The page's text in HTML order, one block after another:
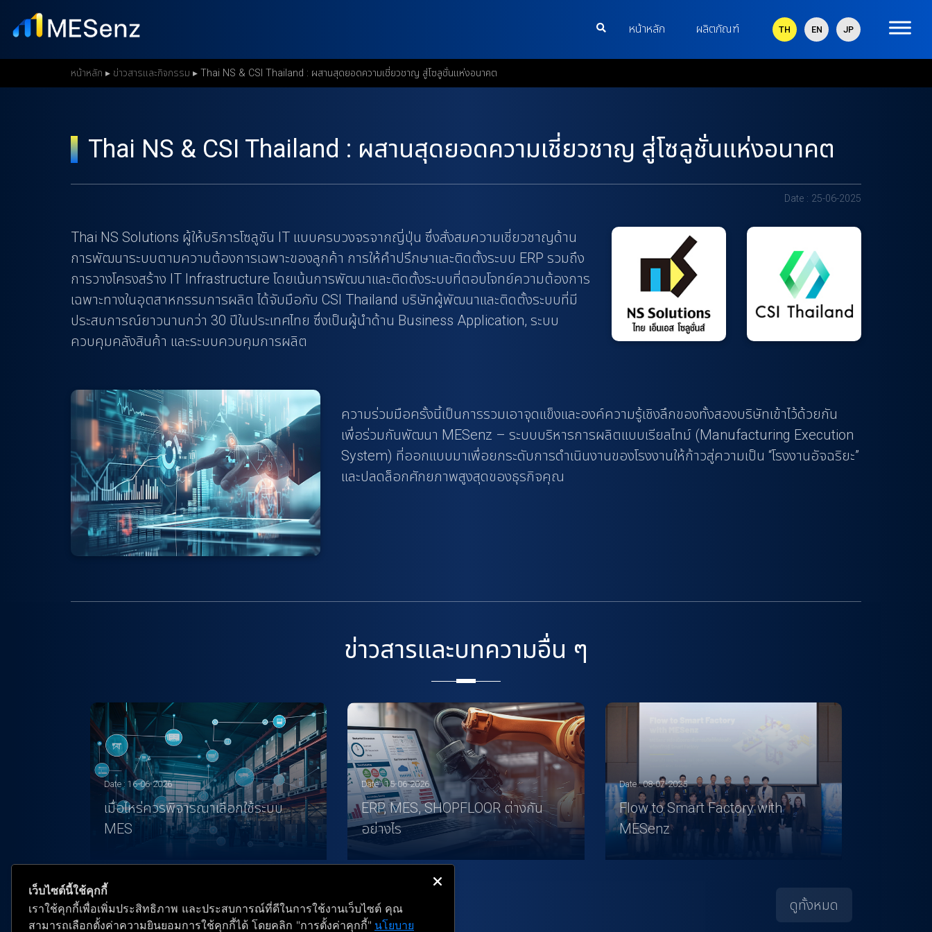
t
TH EN JP
หน้าหลัก ผลิตภัณฑ์
หน้าหลัก ▸ ข่าวสารและกิจกรรม ▸ Thai NS & CSI Thailand : ผสานสุดยอดความเชี่ยวชาญ สู่โซลูชั่นแห่งอนาคต
Thai NS & CSI Thailand : ผสานสุดยอดความเชี่ยวชาญ สู่โซลูชั่นแห่งอนาคต
Date : 25-06-2025
Thai NS Solutions ผู้ให้บริการโซลูชัน IT แบบครบวงจรจากญี่ปุ่น ซึ่งสั่งสมความเชี่ยวชาญด้าน
การพัฒนาระบบตามความต้องการเฉพาะของลูกค้า การให้คำปรึกษาและติดตั้งระบบ ERP รวมถึง
การวางโครงสร้าง IT Infrastructure โดยเน้นการพัฒนาและติดตั้งระบบที่ตอบโจทย์ความต้องการ
เฉพาะทางในอุตสาหกรรมการผลิต ได้จับมือกับ CSI Thailand บริษัทผู้พัฒนาและติดตั้งระบบที่มี
ประสบการณ์ยาวนานกว่า 30 ปีในประเทศไทย ซึ่งเป็นผู้นำด้าน Business Application, ระบบ
ควบคุมคลังสินค้า และระบบควบคุมการผลิต
ความร่วมมือครั้งนี้เป็นการรวมเอาจุดแข็งและองค์ความรู้เชิงลึกของทั้งสองบริษัทเข้าไว้ด้วยกัน
เพื่อร่วมกันพัฒนา MESenz – ระบบบริหารการผลิตแบบเรียลไทม์ (Manufacturing Execution
System) ที่ออกแบบมาเพื่อยกระดับการดำเนินงานของโรงงานให้ก้าวสู่ความเป็น “โรงงานอัจฉริยะ”
และปลดล็อกศักยภาพสูงสุดของธุรกิจคุณ
ข่าวสารและบทความอื่น ๆ
Date : 16-06-2026
เมื่อไหร่ควรพิจารณาเลือกใช้ระบบ
MES
Date : 15-06-2026
ERP, MES, SHOPFLOOR ต่างกัน
อย่างไร
Date : 08-07-2025
Flow to Smart Factory with
MESenz
ดูทั้งหมด
เว็บไซต์นี้ใช้คุกกี้
เราใช้คุกกี้เพื่อเพิ่มประสิทธิภาพ และประสบการณ์ที่ดีในการใช้งานเว็บไซต์ คุณ
สามารถเลือกตั้งค่าความยินยอมการใช้คุกกี้ได้ โดยคลิก "การตั้งค่าคุกกี้" นโยบาย